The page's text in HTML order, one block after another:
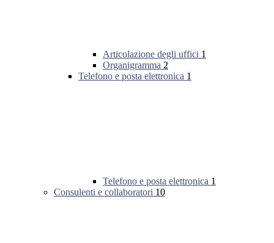
Articolazione degli uffici 1
Organigramma 2
Telefono e posta elettronica 1
Telefono e posta elettronica 1
Consulenti e collaboratori 10